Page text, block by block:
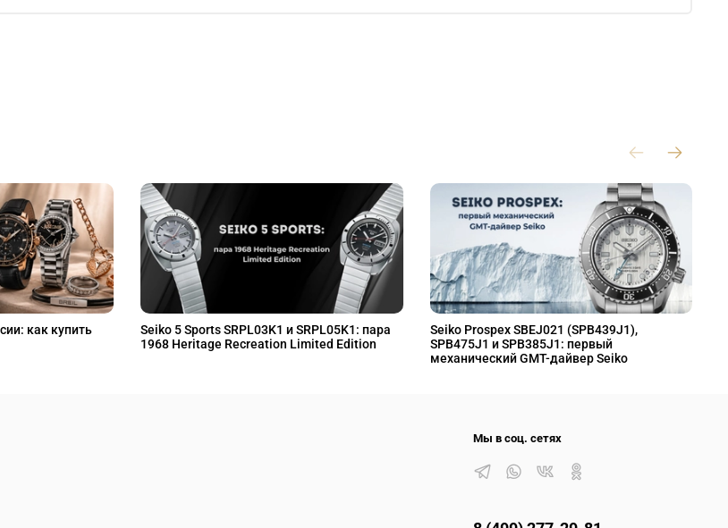
как купить
Seiko 5 Sports SRPL03K1 и SRPL05K1: пара
1968 Heritage Recreation Limited Edition
Seiko Prospex SBEJ021 (SPB439J1),
SPB475J1 и SPB385J1: первый
механический GMT-дайвер Seiko
Мы в соц. сетях